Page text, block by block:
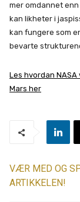
mer omdannet
kan likheter i
kan fungere som
bevarte
Les hvordan
Mars her
VÆR MED OG
ARTIKKELEN!